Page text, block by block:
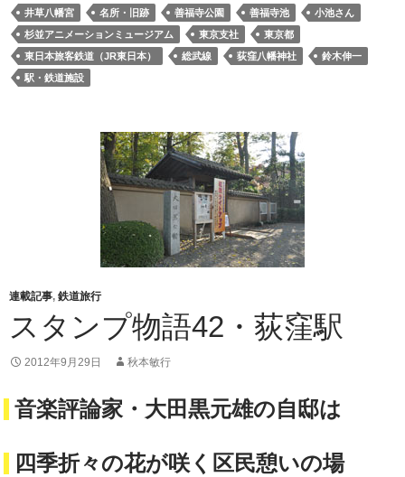
井草八幡宮 名所・旧跡 善福寺公園 善福寺池
小池さん
杉並アニメーションミュージアム
東京支社
東京都
東日本旅客鉄道（JR東日本）
総武線 荻窪八幡神社
鈴木伸一
駅・鉄道施設
連載記事, 鉄道旅行
スタンプ物語42・荻窪駅
2012年9月29日 秋本敏行
音楽評論家・大田黒元雄の自邸は
四季折々の花が咲く区民憩いの場